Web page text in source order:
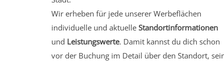
Wir erheben für jede unserer Werbeflächen
individuelle und aktuelle Standortinformationen
und Leistungswerte. Damit kannst du dich schon
vor der Buchung im Detail über den Standort,